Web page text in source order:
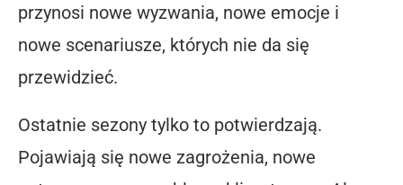
przynosi nowe wyzwania, nowe emocje i
nowe scenariusze, których nie da się
przewidzieć.
Ostatnie sezony tylko to potwierdzają.
Pojawiają się nowe zagrożenia, nowe